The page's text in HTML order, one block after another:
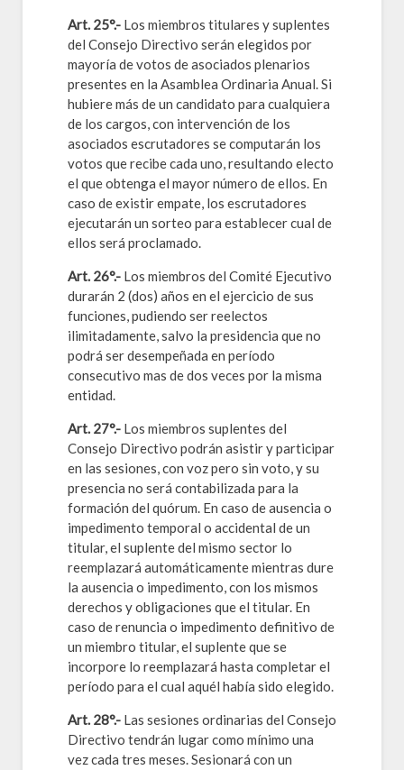
Art. 25°.- Los miembros titulares y suplentes
del Consejo Directivo serán elegidos por
mayoría de votos de asociados plenarios
presentes en la Asamblea Ordinaria Anual. Si
hubiere más de un candidato para cualquiera
de los cargos, con intervención de los
asociados escrutadores se computarán los
votos que recibe cada uno, resultando electo
el que obtenga el mayor número de ellos. En
caso de existir empate, los escrutadores
ejecutarán un sorteo para establecer cual de
ellos será proclamado.
Art. 26°.- Los miembros del Comité Ejecutivo
durarán 2 (dos) años en el ejercicio de sus
funciones, pudiendo ser reelectos
ilimitadamente, salvo la presidencia que no
podrá ser desempeñada en período
consecutivo mas de dos veces por la misma
entidad.
Art. 27°.- Los miembros suplentes del
Consejo Directivo podrán asistir y participar
en las sesiones, con voz pero sin voto, y su
presencia no será contabilizada para la
formación del quórum. En caso de ausencia o
impedimento temporal o accidental de un
titular, el suplente del mismo sector lo
reemplazará automáticamente mientras dure
la ausencia o impedimento, con los mismos
derechos y obligaciones que el titular. En
caso de renuncia o impedimento definitivo de
un miembro titular, el suplente que se
incorpore lo reemplazará hasta completar el
período para el cual aquél había sido elegido.
Art. 28°.- Las sesiones ordinarias del Consejo
Directivo tendrán lugar como mínimo una
vez cada tres meses. Sesionará con un